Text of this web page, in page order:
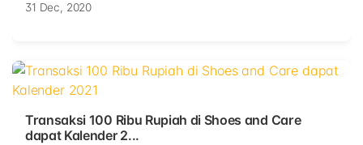
31 Dec, 2020
Transaksi 100 Ribu Rupiah di Shoes and Care
dapat Kalender 2...